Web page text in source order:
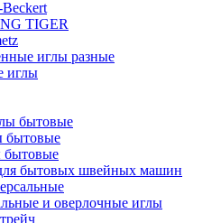
TIGER
иглы разные
иглы
бытовые
бытовые
бытовые
бытовых швейных машин
и оверлочные иглы